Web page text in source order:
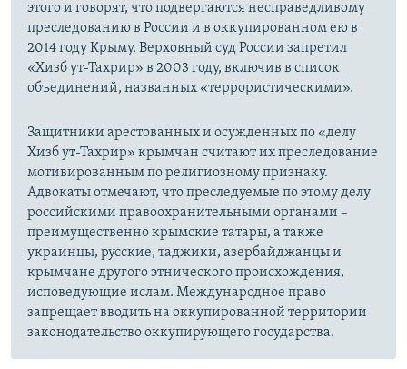
этого и говорят, что подвергаются несправедливому
преследованию в России и в оккупированном ею в
2014 году Крыму. Верховный суд России запретил
«Хизб ут-Тахрир» в 2003 году, включив в список
объединений, названных «террористическими».
Защитники арестованных и осужденных по «делу
Хизб ут-Тахрир» крымчан считают их преследование
мотивированным по религиозному признаку.
Адвокаты отмечают, что преследуемые по этому делу
российскими правоохранительными органами –
преимущественно крымские татары, а также
украинцы, русские, таджики, азербайджанцы и
крымчане другого этнического происхождения,
исповедующие ислам. Международное право
запрещает вводить на оккупированной территории
законодательство оккупирующего государства.